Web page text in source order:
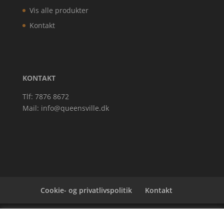
Vis alle produkter
Kontakt
KONTAKT
Tlf: 7876 8672
Mail: info@queensville.dk
Cookie- og privatlivspolitik Kontakt